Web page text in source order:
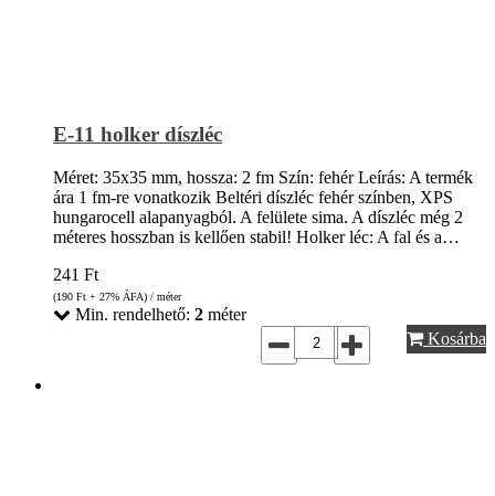
E-11 holker díszléc
Méret: 35x35 mm, hossza: 2 fm Szín: fehér Leírás: A termék
ára 1 fm-re vonatkozik Beltéri díszléc fehér színben, XPS
hungarocell alapanyagból. A felülete sima. A díszléc még 2
méteres hosszban is kellően stabil! Holker léc: A fal és a…
241 Ft
(190 Ft + 27% ÁFA) / méter
Min. rendelhető: 2 méter
Kosárba